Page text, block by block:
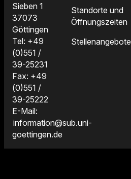
Sieben 1
37073
Göttingen
Tel: +49
(0)551 /
39-25231
Fax: +49
(0)551 /
39-25222
E-Mail:
information@sub.uni-
goettingen.de
Standorte und
Öffnungszeiten
Stellenangebote